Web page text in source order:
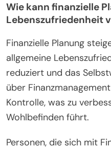
Wie kann finanzielle
Lebenszufriedenheit
Finanzielle Planung
allgemeine
reduziert und das
über
Kontrolle, was zu
Wohlbefinden führt.
Personen, die sich mit